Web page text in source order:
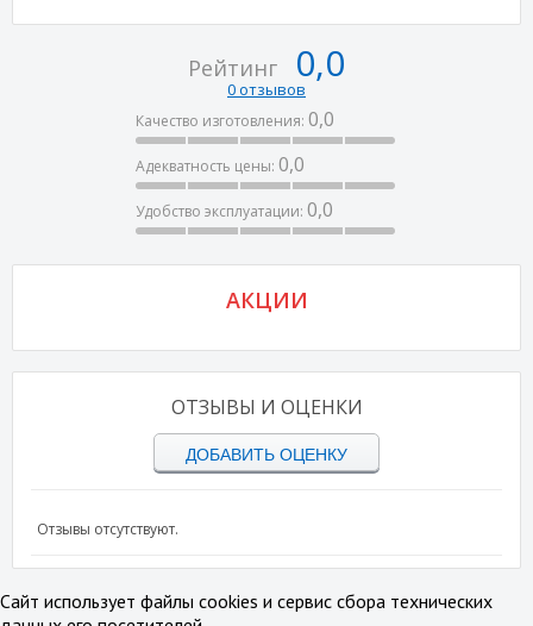
Рейтинг 0,0
0 отзывов
Качество изготовления: 0,0
Адекватность цены: 0,0
Удобство эксплуатации: 0,0
АКЦИИ
ОТЗЫВЫ И ОЦЕНКИ
ДОБАВИТЬ ОЦЕНКУ
Отзывы отсутствуют.
Сайт использует файлы cookies и сервис сбора технических